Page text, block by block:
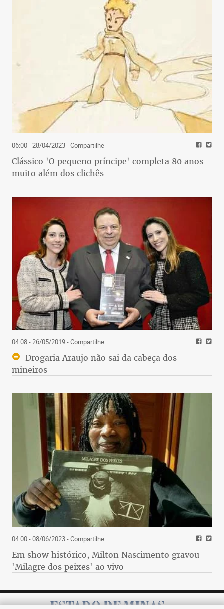
06:00 - 28/04/2023- Compartilhe
Clássico 'O pequeno príncipe' completa 80 anos
muito além dos clichês
04:08 - 26/05/2019- Compartilhe
Drogaria Araujo não sai da cabeça dos
mineiros
04:00 - 08/06/2023- Compartilhe
Em show histórico, Milton Nascimento gravou
'Milagre dos peixes' ao vivo